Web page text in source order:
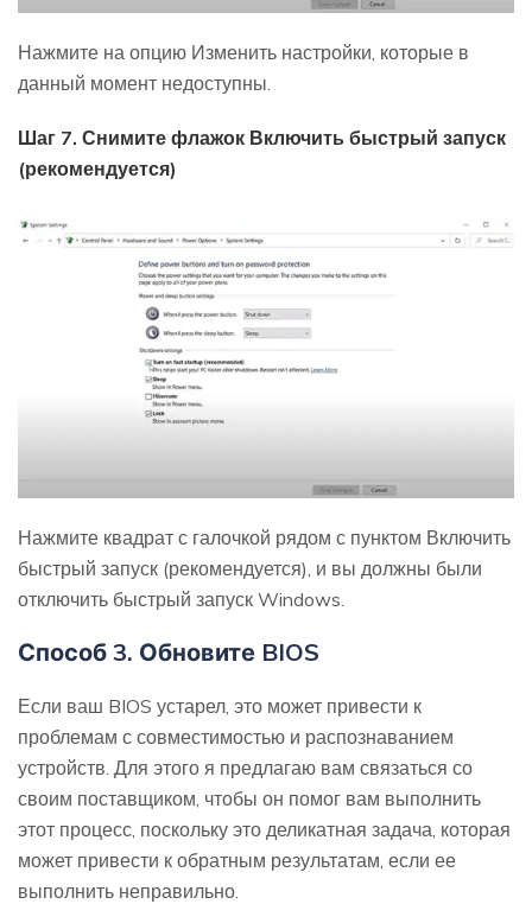
Нажмите на опцию Изменить настройки, которые в
данный момент недоступны.
Шаг 7. Снимите флажок Включить быстрый запуск
(рекомендуется)
Нажмите квадрат с галочкой рядом с пунктом Включить
быстрый запуск (рекомендуется), и вы должны были
отключить быстрый запуск Windows.
Способ 3. Обновите BIOS
Если ваш BIOS устарел, это может привести к
проблемам с совместимостью и распознаванием
устройств. Для этого я предлагаю вам связаться со
своим поставщиком, чтобы он помог вам выполнить
этот процесс, поскольку это деликатная задача, которая
может привести к обратным результатам, если ее
выполнить неправильно.